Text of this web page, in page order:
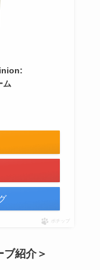
ム
ポチップ
紹介＞